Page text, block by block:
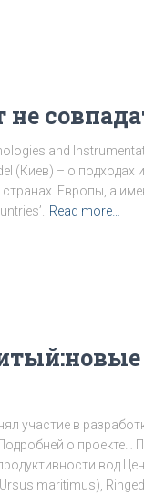
не
and
(Киев) – о подходах
Европы, а
Read more…
участие в
о проекте…
вод
maritimus),